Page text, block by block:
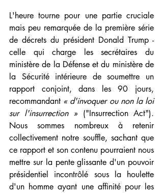
L'heure tourne pour une partie cruciale
mais peu remarquée de la première série
de décrets du président Donald Trump -
celle qui charge les secrétaires du
ministère de la Défense et du ministère de
la Sécurité intérieure de soumettre un
rapport conjoint, dans les 90 jours,
recommandant « d'invoquer ou non la loi
sur l'insurrection » ("Insurrection Act").
Nous sommes nombreux à retenir
collectivement notre souffle, sachant que
ce rapport et son contenu pourraient nous
mettre sur la pente glissante d'un pouvoir
présidentiel incontrôlé sous la houlette
d'un homme ayant une affinité pour les